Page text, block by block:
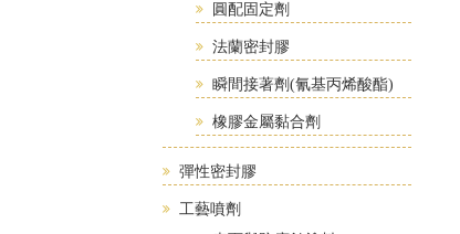
圓配固定劑
法蘭密封膠
瞬間接著劑(氰基丙烯酸酯)
橡膠金屬黏合劑
彈性密封膠
工藝噴劑